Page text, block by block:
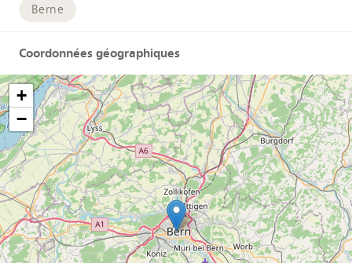
Berne
Coordonnées géographiques
+
−